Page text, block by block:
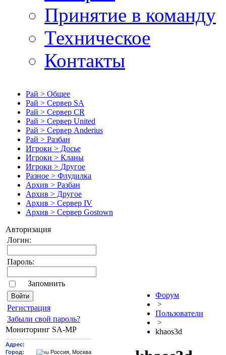
Принятие в команду
Техническое
Контакты
Рай > Общее
Рай > Сервер SA
Рай > Сервер CR
Рай > Сервер United
Рай > Сервер Anderius
Рай > Разбан
Игроки > Досье
Игроки > Кланы
Игроки > Другое
Разное > Флудилка
Архив > Разбан
Архив > Другое
Архив > Сервер IV
Архив > Сервер Gostown
Авторизация
Логин:
Пароль:
Запомнить
Pегиcтрaция
Забыли свой пароль?
Мониторинг SA-MP
Форум
>
Пользователи
>
khaos3d